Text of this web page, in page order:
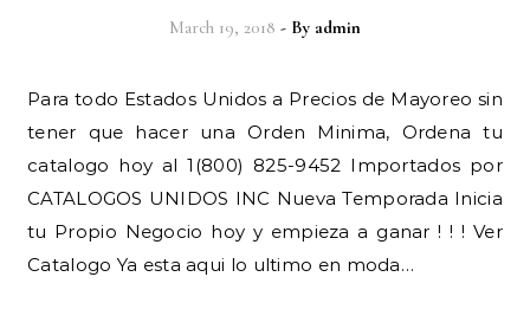
March 19, 2018 - By admin
Para todo Estados Unidos a Precios de Mayoreo sin
tener que hacer una Orden Minima, Ordena tu
catalogo hoy al 1(800) 825-9452 Importados por
CATALOGOS UNIDOS INC Nueva Temporada Inicia
tu Propio Negocio hoy y empieza a ganar ! ! ! Ver
Catalogo Ya esta aqui lo ultimo en moda…